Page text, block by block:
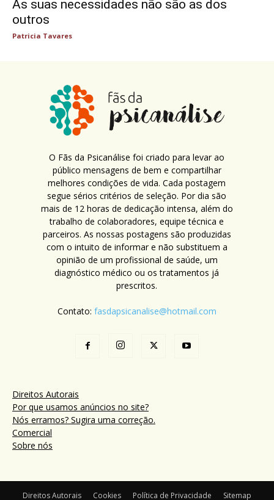
As suas necessidades não são as dos
outros
Patricia Tavares
O Fãs da Psicanálise foi criado para levar ao
público mensagens de bem e compartilhar
melhores condições de vida. Cada postagem
segue sérios critérios de seleção. Por dia são
mais de 12 horas de dedicação intensa, além do
trabalho de colaboradores, equipe técnica e
parceiros. As nossas postagens são produzidas
com o intuito de informar e não substituem a
opinião de um profissional de saúde, um
diagnóstico médico ou os tratamentos já
prescritos.
Contato: fasdapsicanalise@hotmail.com
Direitos Autorais
Por que usamos anúncios no site?
Nós erramos? Sugira uma correção.
Comercial
Sobre nós
Direitos Autorais Cookies Política de Privacidade Sitemap